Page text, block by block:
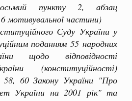
пункту 2, абзац
мотивувальної частини)
Суду України у
поданням 55 народних
щодо відповідності
(конституційності)
60 Закону України "Про
України на 2001 рік" та